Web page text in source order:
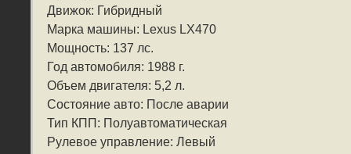
Движок: Гибридный
Марка машины: Lexus LX470
Мощность: 137 лс.
Год автомобиля: 1988 г.
Объем двигателя: 5,2 л.
Состояние авто: После аварии
Тип КПП: Полуавтоматическая
Рулевое управление: Левый